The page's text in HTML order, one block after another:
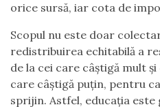
orice sursă, iar cota de
Scopul nu este doar
redistribuirea echitabilă a
de la cei care câștigă mult
care câștigă puțin, pentru
sprijin. Astfel, educația